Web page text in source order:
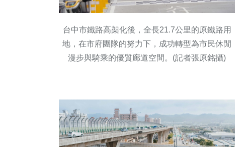
台中市鐵路高架化後，全長21.7公里的原鐵路用
地，在市府團隊的努力下，成功轉型為市民休閒
漫步與騎乘的優質廊道空間。(記者張原銘攝)